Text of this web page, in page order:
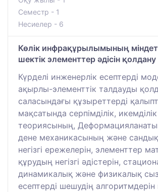
Семестр - 1
Несиелер - 6
Көлік инфрақұрылымының
шектік элементтер әдісін қолдану
Күрделі инженерлік есептерді
ақырлы-элементтік талдауды
саласындағы құзыреттерді
мақсатында серпімділік, икемділік
теориясының,
дене механикасының және
негізгі ережелерін, элементтер
құрудың негізгі әдістерін,
динамикалық және физикалық
есептерді шешудің алгоритмдерін